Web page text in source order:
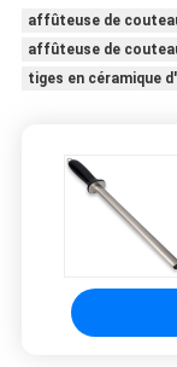
affûteuse de
affûteuse de
tiges en céramique